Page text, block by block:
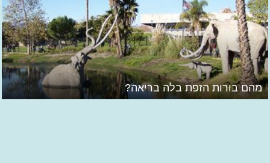
מהם בורות הזפת בלה בריאה?